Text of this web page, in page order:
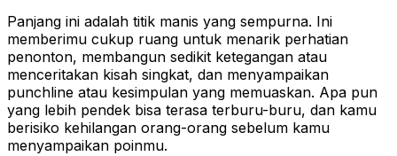
Panjang ini adalah titik manis yang sempurna. Ini
memberimu cukup ruang untuk menarik perhatian
penonton, membangun sedikit ketegangan atau
menceritakan kisah singkat, dan menyampaikan
punchline atau kesimpulan yang memuaskan. Apa pun
yang lebih pendek bisa terasa terburu-buru, dan kamu
berisiko kehilangan orang-orang sebelum kamu
menyampaikan poinmu.